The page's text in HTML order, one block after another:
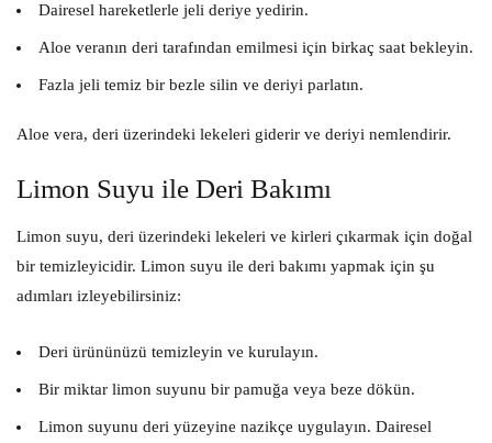
Dairesel hareketlerle jeli deriye yedirin.
Aloe veranın deri tarafından emilmesi için birkaç saat bekleyin.
Fazla jeli temiz bir bezle silin ve deriyi parlatın.
Aloe vera, deri üzerindeki lekeleri giderir ve deriyi nemlendirir.
Limon Suyu ile Deri Bakımı
Limon suyu, deri üzerindeki lekeleri ve kirleri çıkarmak için doğal
bir temizleyicidir. Limon suyu ile deri bakımı yapmak için şu
adımları izleyebilirsiniz:
Deri ürününüzü temizleyin ve kurulayın.
Bir miktar limon suyunu bir pamuğa veya beze dökün.
Limon suyunu deri yüzeyine nazikçe uygulayın. Dairesel